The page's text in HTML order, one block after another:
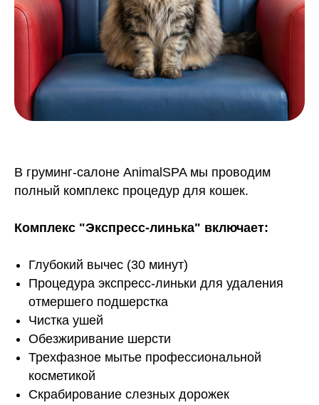
В груминг-салоне AnimalSPA мы проводим
полный комплекс процедур для кошек.
Комплекс "Экспресс-линька" включает:
Глубокий вычес (30 минут)
Процедура экспресс-линьки для удаления
отмершего подшерстка
Чистка ушей
Обезжиривание шерсти
Трехфазное мытье профессиональной
косметикой
Скрабирование слезных дорожек